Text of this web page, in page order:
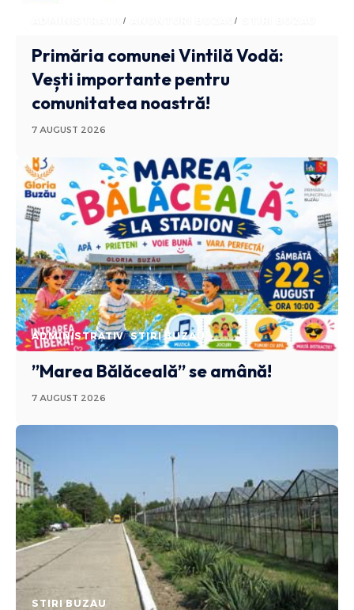
ADMINISTRATIV ANUNTURI BUZAU
Primăria comunei Vintilă Vodă:
Vești importante pentru
comunitatea noastră!
7 AUGUST 2026
ADMINISTRATIV STIRI BUZAU
”Marea Bălăceală” se amână!
7 AUGUST 2026
STIRI BUZAU